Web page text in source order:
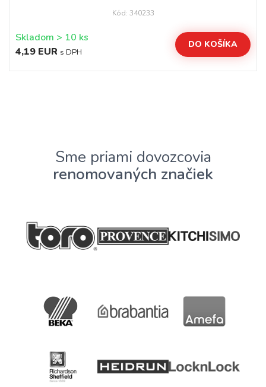
Kód: 340233
Skladom > 10 ks
4,19 EUR s DPH
DO KOŠÍKA
Sme priami dovozcovia
renomovaných značiek